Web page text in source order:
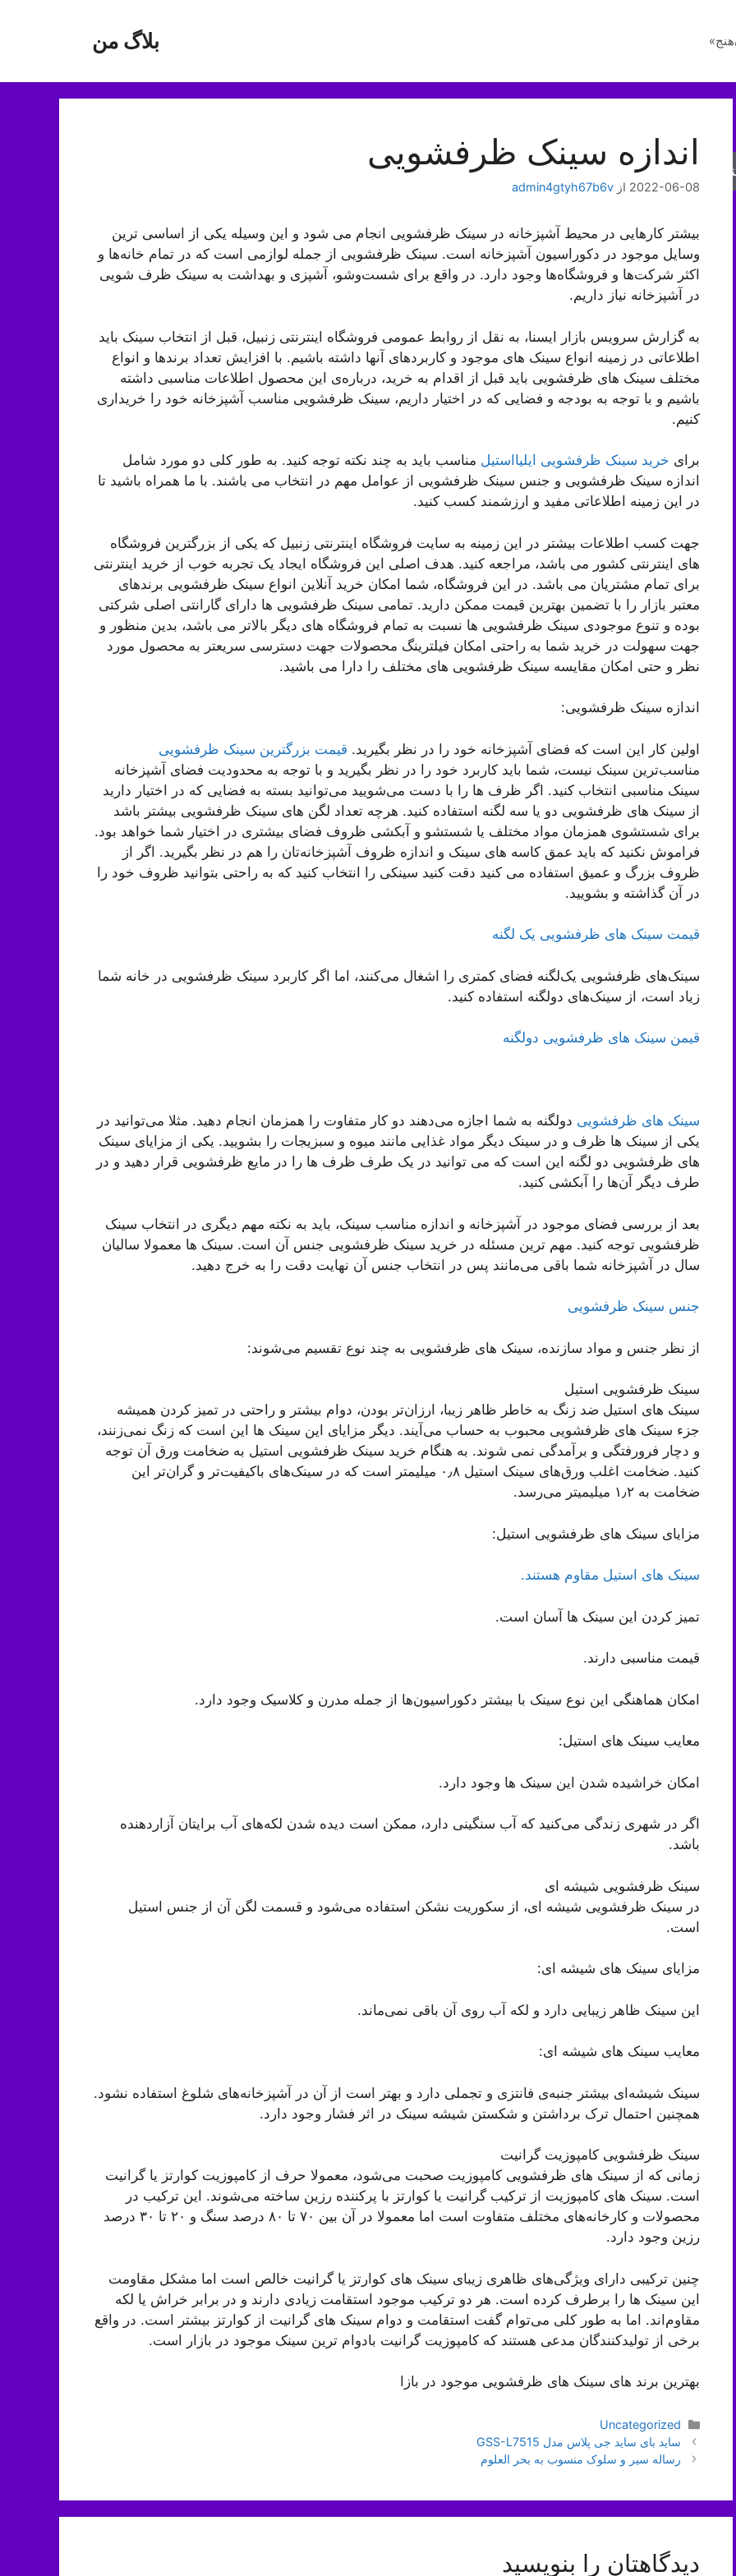
بلاگ من
اندازه سینک ظرفشویی
2022-06-08 از admin4gtyh67b6v
بیشتر کارهایی در محیط آشپزخانه در سینک ظرفشویی انجام می شود و این وسیله یکی از اساسی ترین
وسایل موجود در دکوراسیون آشپزخانه است. سینک ظرفشویی از جمله لوازمی است که در تمام خانه‌ها و
اکثر شرکت‌ها و فروشگاه‌ها وجود دارد. در واقع برای شست‌وشو، آشپزی و بهداشت به سینک ظرف شویی
در آشپزخانه نیاز داریم.
به گزارش سرویس بازار ایسنا، به نقل از روابط عمومی فروشگاه اینترنتی زنبیل، قبل از انتخاب سینک باید
اطلاعاتی در زمینه انواع سینک های موجود و کاربردهای آنها داشته باشیم. با افزایش تعداد برندها و انواع
مختلف سینک های ظرفشویی باید قبل از اقدام به خرید، درباره‌ی این محصول اطلاعات مناسبی داشته
باشیم و با توجه به بودجه و فضایی که در اختیار داریم، سینک ظرفشویی مناسب آشپزخانه خود را خریداری
کنیم.
برای خرید سینک ظرفشویی ایلیااستیل مناسب باید به چند نکته توجه کنید. به طور کلی دو مورد شامل
اندازه سینک ظرفشویی و جنس سینک ظرفشویی از عوامل مهم در انتخاب می باشند. با ما همراه باشید تا
در این زمینه اطلاعاتی مفید و ارزشمند کسب کنید.
جهت کسب اطلاعات بیشتر در این زمینه به سایت فروشگاه اینترنتی زنبیل که یکی از بزرگترین فروشگاه
های اینترنتی کشور می باشد، مراجعه کنید. هدف اصلی این فروشگاه ایجاد یک تجربه خوب از خرید اینترنتی
برای تمام مشتریان می باشد. در این فروشگاه، شما امکان خرید آنلاین انواع سینک ظرفشویی برندهای
معتبر بازار را با تضمین بهترین قیمت ممکن دارید. تمامی سینک ظرفشویی ها دارای گارانتی اصلی شرکتی
بوده و تنوع موجودی سینک ظرفشویی ها نسبت به تمام فروشگاه های دیگر بالاتر می باشد، بدین منظور و
جهت سهولت در خرید شما به راحتی امکان فیلترینگ محصولات جهت دسترسی سریعتر به محصول مورد
نظر و حتی امکان مقایسه سینک ظرفشویی های مختلف را دارا می باشید.
اندازه سینک ظرفشویی:
اولین کار این است که فضای آشپزخانه خود را در نظر بگیرید. قیمت بزرگترین سینک ظرفشویی
مناسب‌ترین سینک نیست، شما باید کاربرد خود را در نظر بگیرید و با توجه به محدودیت فضای آشپزخانه
سینک مناسبی انتخاب کنید. اگر ظرف ها را با دست می‌شویید می‌توانید بسته به فضایی که در اختیار دارید
از سینک های ظرفشویی دو یا سه لگنه استفاده کنید. هرچه تعداد لگن های سینک ظرفشویی بیشتر باشد
برای شستشوی همزمان مواد مختلف یا شستشو و آبکشی ظروف فضای بیشتری در اختیار شما خواهد بود.
فراموش نکنید که باید عمق کاسه های سینک و اندازه ظروف آشپزخانه‌تان را هم در نظر بگیرید. اگر از
ظروف بزرگ و عمیق استفاده می کنید دقت کنید سینکی را انتخاب کنید که به راحتی بتوانید ظروف خود را
در آن گذاشته و بشویید.
قیمت سینک های ظرفشویی یک لگنه
سینک‌های ظرفشویی یک‌لگنه فضای کمتری را اشغال می‌کنند، اما اگر کاربرد سینک ظرفشویی در خانه شما
زیاد است، از سینک‌های دولگنه استفاده کنید.
قیمن سینک های ظرفشویی دولگنه
سینک های ظرفشویی دولگنه به شما اجازه می‌دهند دو کار متفاوت را همزمان انجام دهید. مثلا می‌توانید در
یکی از سینک ها ظرف و در سینک دیگر مواد غذایی مانند میوه و سبزیجات را بشویید. یکی از مزایای سینک
های ظرفشویی دو لگنه این است که می توانید در یک طرف ظرف ها را در مایع ظرفشویی قرار دهید و در
طرف دیگر آن‌ها را آبکشی کنید.
بعد از بررسی فضای موجود در آشپزخانه و اندازه مناسب سینک، باید به نکته مهم دیگری در انتخاب سینک
ظرفشویی توجه کنید. مهم ترین مسئله در خرید سینک ظرفشویی جنس آن است. سینک ها معمولا سالیان
سال در آشپزخانه شما باقی می‌مانند پس در انتخاب جنس آن نهایت دقت را به خرج دهید.
جنس سینک ظرفشویی
از نظر جنس و مواد سازنده، سینک های ظرفشویی به چند نوع تقسیم می‌شوند:
سینک ظرفشویی استیل
سینک های استیل ضد زنگ به خاطر ظاهر زیبا، ارزان‌تر بودن، دوام بیشتر و راحتی در تمیز کردن همیشه
جزء سینک های ظرفشویی محبوب به حساب می‌آیند. دیگر مزایای این سینک ها این است که زنگ نمی‌زنند،
و دچار فرورفتگی و برآمدگی نمی شوند. به هنگام خرید سینک ظرفشویی استیل به ضخامت ورق آن توجه
کنید. ضخامت اغلب ورق‌های سینک استیل ۰٫۸ میلیمتر است که در سینک‌های باکیفیت‌تر و گران‌تر این
ضخامت به ۱٫۲ میلیمیتر می‌رسد.
مزایای سینک های ظرفشویی استیل:
سینک های استیل مقاوم هستند.
تمیز کردن این سینک ها آسان است.
قیمت مناسبی دارند.
امکان هماهنگی این نوع سینک با بیشتر دکوراسیون‌ها از جمله مدرن و کلاسیک وجود دارد.
معایب سینک های استیل:
امکان خراشیده شدن این سینک ها وجود دارد.
اگر در شهری زندگی می‌کنید که آب سنگینی دارد، ممکن است دیده شدن لکه‌های آب برایتان آزاردهنده
باشد.
سینک ظرفشویی شیشه ای
در سینک ظرفشویی شیشه ای، از سکوریت نشکن استفاده می‌شود و قسمت لگن آن از جنس استیل
است.
مزایای سینک های شیشه ای:
این سینک ظاهر زیبایی دارد و لکه آب روی آن باقی نمی‌ماند.
معایب سینک های شیشه ای:
سینک شیشه‌ای بیشتر جنبه‌ی فانتزی و تجملی دارد و بهتر است از آن در آشپزخانه‌های شلوغ استفاده نشود.
همچنین احتمال ترک برداشتن و شکستن شیشه سینک در اثر فشار وجود دارد.
سینک ظرفشویی کامپوزیت گرانیت
زمانی که از سینک های ظرفشویی کامپوزیت صحبت می‌شود، معمولا حرف از کامپوزیت کوارتز یا گرانیت
است. سینک های کامپوزیت از ترکیب گرانیت یا کوارتز با پرکننده رزین ساخته می‌شوند. این ترکیب در
محصولات و کارخانه‌های مختلف متفاوت است اما معمولا در آن بین ۷۰ تا ۸۰ درصد سنگ و ۲۰ تا ۳۰ درصد
رزین وجود دارد.
چنین ترکیبی دارای ویژگی‌های ظاهری زیبای سینک های کوارتز یا گرانیت خالص است اما مشکل مقاومت
این سینک ها را برطرف کرده است. هر دو ترکیب موجود استقامت زیادی دارند و در برابر خراش یا لکه
مقاوم‌اند. اما به طور کلی می‌توام گفت استقامت و دوام سینک های گرانیت از کوارتز بیشتر است. در واقع
برخی از تولیدکنندگان مدعی هستند که کامپوزیت گرانیت بادوام ترین سینک موجود در بازار است.
بهترین برند های سینک های ظرفشویی موجود در بازا
دسته‌ها
Uncategorized
ناوبری
نوشته‌ها
ساید بای ساید جی پلاس مدل GSS-L7515
رساله سیر و سلوک منسوب به بحر العلوم
دیدگاهتان را بنویسید